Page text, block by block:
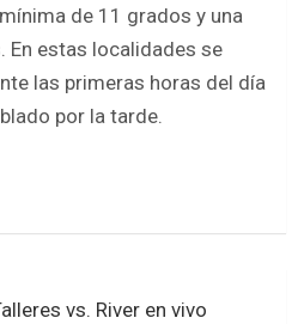
de 11 grados y una
En estas localidades se
las primeras horas del día
por la tarde.
vs. River en vivo